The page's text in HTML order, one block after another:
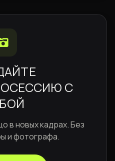
С
в новых кадрах. Без
и фотографа.